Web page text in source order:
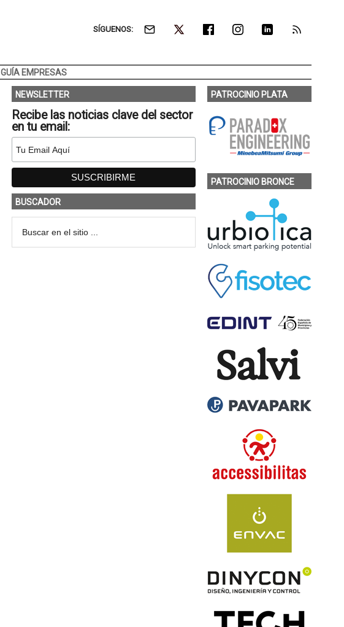
SÍGUENOS:
GUÍA EMPRESAS
NEWSLETTER
Recibe las noticias clave del sector
en tu email:
BUSCADOR
PATROCINIO PLATA
PATROCINIO BRONCE